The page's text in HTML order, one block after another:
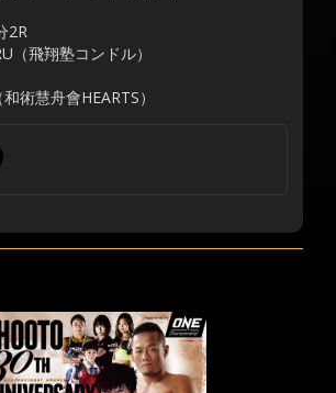
2R
（飛翔塾コンドル）
術慧舟會HEARTS）